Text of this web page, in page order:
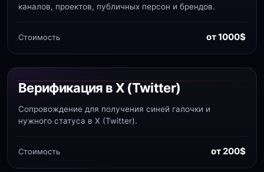
каналов, проектов, публичных персон и брендов.
Стоимость от 1000$
Верификация в X (Twitter)
Сопровождение для получения синей галочки и
нужного статуса в X (Twitter).
Стоимость от 200$